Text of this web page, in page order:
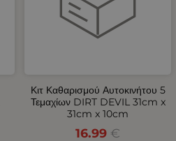
Κιτ Καθαρισμού Αυτοκινήτου 5
Τεμαχίων DIRT DEVIL 31cm x
31cm x 10cm
16.99 €